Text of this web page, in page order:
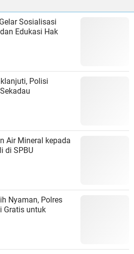
Sosialisasi
Edukasi Hak
Polisi
Air Mineral kepada
di SPBU
Nyaman, Polres
Gratis untuk